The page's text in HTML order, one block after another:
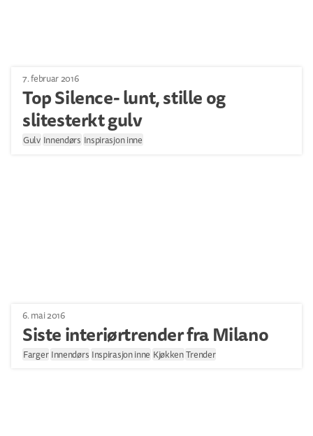
7. februar 2016
Top Silence- lunt, stille og
slitesterkt gulv
Gulv Innendørs Inspirasjon inne
6. mai 2016
Siste interiørtrender fra Milano
Farger Innendørs Inspirasjon inne KjøkkenTrender